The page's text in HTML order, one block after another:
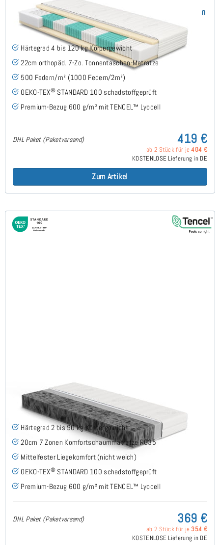
SERA H4 (TENCEL™ Lyocell) TTFK-Matratze 100x160 cm
Härtegrad 4 bis 120 kg Körpergewicht
22cm orthopäd. 7-Zo. Tonnentaschen-Matratze
500 Federn/m² (1000 Federn/2m²)
OEKO-TEX® STANDARD 100 schadstoffgeprüft
Premium-Bezug 600 g/m² mit TENCEL™ Lyocell
DHL Paket (Paketversand) 419 €
ab 2 Stück für je404 €
KOSTENLOSE Lieferung in DE
Zum Artikel
Firmy H2 (TENCEL™ Lyocell) Komfortschaummatratze
100x160 cm - Sonderanfertigung
Härtegrad 2 bis 90 kg Körpergewicht
20cm 7 Zonen Komfortschaummatratze RG35
Mittelfester Liegekomfort (nicht weich)
OEKO-TEX® STANDARD 100 schadstoffgeprüft
Premium-Bezug 600 g/m² mit TENCEL™ Lyocell
DHL Paket (Paketversand) 369 €
ab 2 Stück für je 354 €
KOSTENLOSE Lieferung in DE